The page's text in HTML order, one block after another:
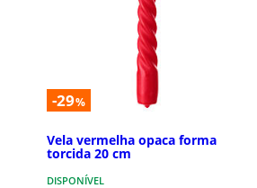
-29%
Vela vermelha opaca forma
torcida 20 cm
DISPONÍVEL